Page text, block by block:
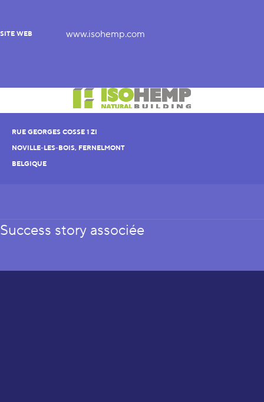
SITE WEB www.isohemp.com
RUE GEORGES COSSE 1 ZI
NOVILLE-LES-BOIS, FERNELMONT
BELGIQUE
Success story associée